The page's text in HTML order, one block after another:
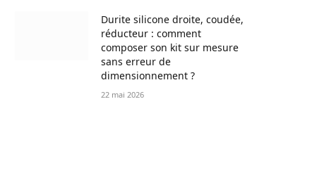
Durite silicone droite, coudée,
réducteur : comment
composer son kit sur mesure
sans erreur de
dimensionnement ?
22 mai 2026